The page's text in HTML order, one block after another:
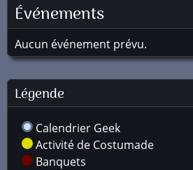
Événements
Aucun événement prévu.
Légende
Calendrier Geek
Activité de Costumade
Banquets